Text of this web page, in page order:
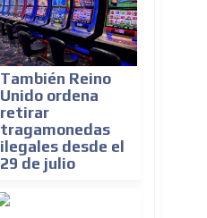
También Reino
Unido ordena
retirar
tragamonedas
ilegales desde el
29 de julio